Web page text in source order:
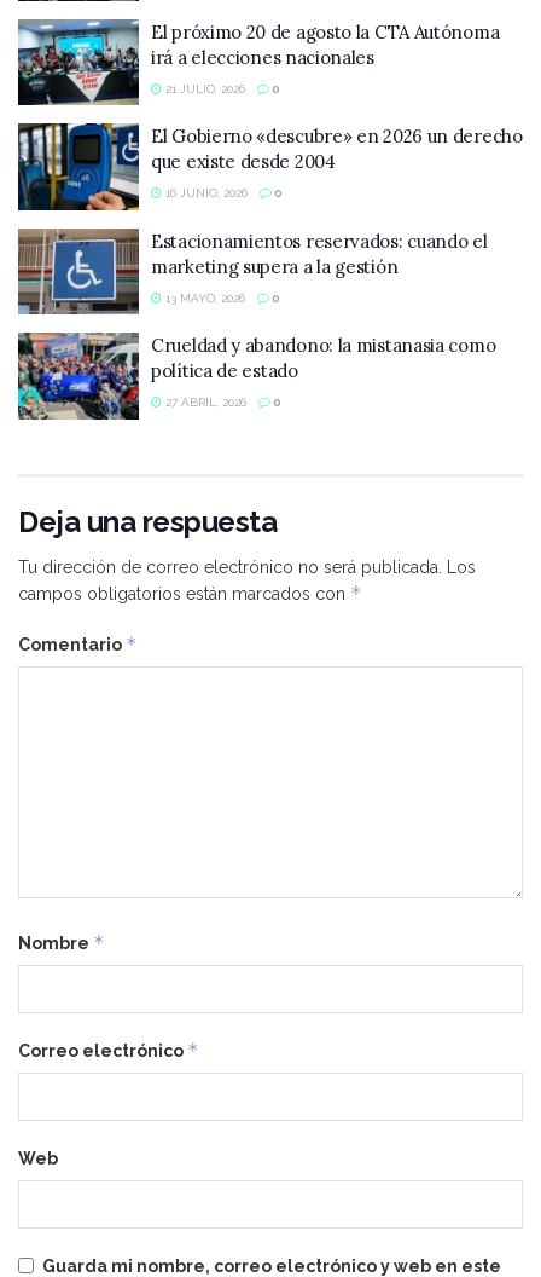
El próximo 20 de agosto la CTA Autónoma
irá a elecciones nacionales
21 JULIO, 2026 0
El Gobierno «descubre» en 2026 un derecho
que existe desde 2004
16 JUNIO, 2026 0
Estacionamientos reservados: cuando el
marketing supera a la gestión
13 MAYO, 2026 0
Crueldad y abandono: la mistanasia como
política de estado
27 ABRIL, 2026 0
Deja una respuesta
Tu dirección de correo electrónico no será publicada. Los
campos obligatorios están marcados con *
Comentario *
Nombre *
Correo electrónico *
Web
Guarda mi nombre, correo electrónico y web en este